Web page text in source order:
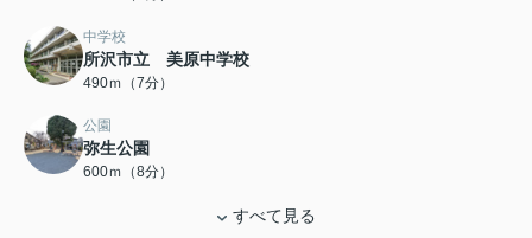
中学校
所沢市立 美原中学校
490ｍ（7分）
公園
弥生公園
600ｍ（8分）
すべて見る